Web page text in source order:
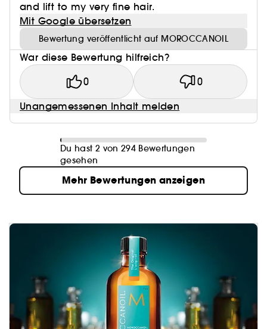
and lift to my very fine hair.
Mit Google übersetzen
Bewertung veröffentlicht auf MOROCCANOIL
War diese Bewertung hilfreich?
0 0
Unangemessenen Inhalt melden
Du hast 2 von 294 Bewertungen
gesehen
Mehr Bewertungen anzeigen